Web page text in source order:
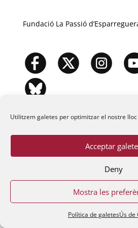
Utilitzem galetes per optimitzar el nostre
Acceptar
Deny
Mostra les
Política de galetesÚs de
Fundació La Passió